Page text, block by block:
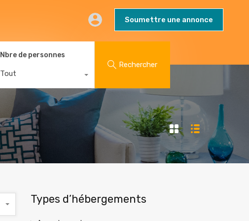
Blog Soumettre une annonce
Soumettre une annonce
Nbre de personnes
Tout
Rechercher
Types d’hébergements